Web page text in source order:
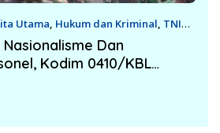
Utama, Hukum dan Kriminal, TNI
Dan
Kodim 0410/KBL
Bendera